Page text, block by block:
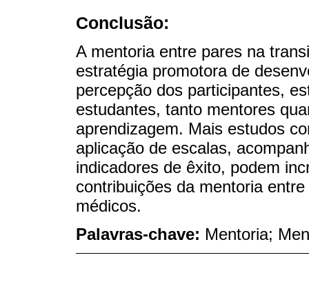
Conclusão:
A mentoria entre pares na
estratégia promotora de
percepção dos participantes,
estudantes, tanto mentores
aprendizagem. Mais estudos
aplicação de escalas,
indicadores de êxito, podem
contribuições da mentoria
médicos.
Palavras-chave: Mentoria;